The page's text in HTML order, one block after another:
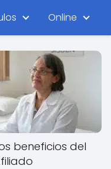
Online
beneficios del